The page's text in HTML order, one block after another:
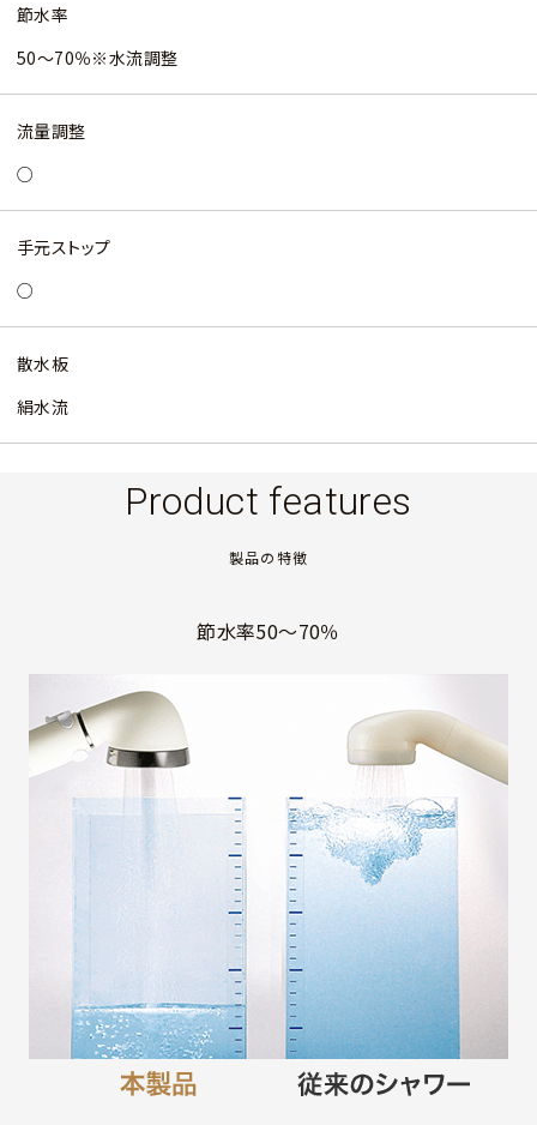
節水率
50～70％※水流調整
流量調整
○
手元ストップ
○
散水板
絹水流
Product features
製品の特徴
節水率50〜70％